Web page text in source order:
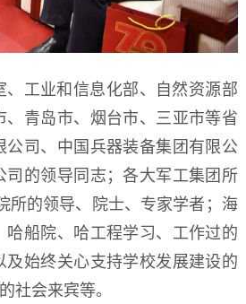
工业和信息化部、自然资源部
青岛市、烟台市、三亚市等省
司、中国兵器装备集团有限公
的领导同志；各大军工集团所
所的领导、院士、专家学者；海
船院、哈工程学习、工作过的
始终关心支持学校发展建设的
社会来宾等。